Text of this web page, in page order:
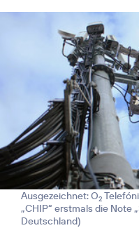
Ausgezeichnet: O2
„CHIP“ erstmals die Note
Deutschland)